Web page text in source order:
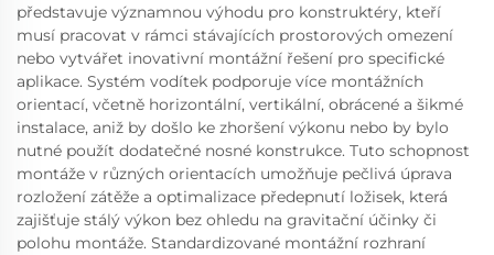
představuje významnou výhodu pro konstruktéry, kteří
musí pracovat v rámci stávajících prostorových omezení
nebo vytvářet inovativní montážní řešení pro specifické
aplikace. Systém vodítek podporuje více montážních
orientací, včetně horizontální, vertikální, obrácené a šikmé
instalace, aniž by došlo ke zhoršení výkonu nebo by bylo
nutné použít dodatečné nosné konstrukce. Tuto schopnost
montáže v různých orientacích umožňuje pečlivá úprava
rozložení zátěže a optimalizace předepnutí ložisek, která
zajišťuje stálý výkon bez ohledu na gravitační účinky či
polohu montáže. Standardizované montážní rozhraní